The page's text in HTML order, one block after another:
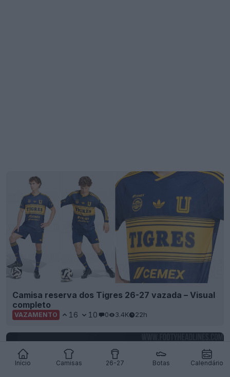
Início Camisas 26-27 Botas Calendário
Camisa reserva dos Tigres 26-27 vazada – Visual
completo
VAZAMENTO 16 10 0 3.4K 22h